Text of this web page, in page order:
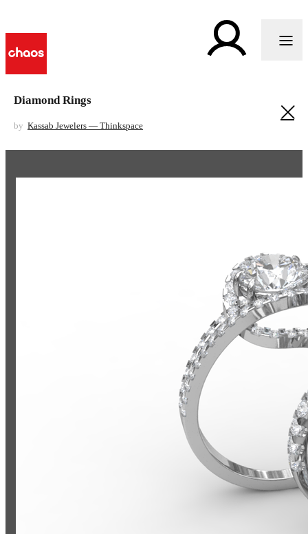
Diamond Rings
by Kassab Jewelers — Thinkspace